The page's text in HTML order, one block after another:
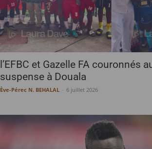
l’EFBC et Gazelle FA couronnés
suspense à Douala
Ève-Pérec N. BEHALAL 6 juillet 2026